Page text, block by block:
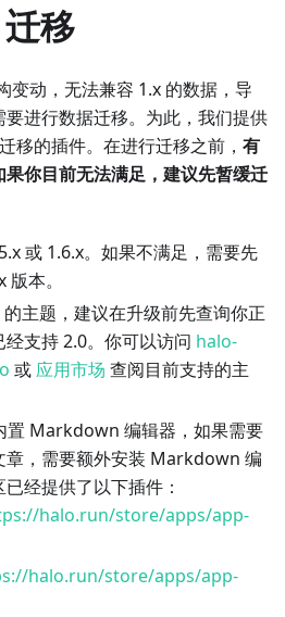
移
变动，无法兼容 1.x 的数据，导
进行数据迁移。为此，我们提供
移的插件。在进行迁移之前， 有
你目前无法满足，建议先暂缓迁
或 1.6.x。如果不满足，需要先
本。
主题，建议在升级前先查询你正
支持 2.0。你可以访问 halo-
或 应用市场 查阅目前支持的主
置 Markdown 编辑器，如果需要
章，需要额外安装 Markdown 编
经提供了以下插件：
halo.run/store/apps/app-
halo.run/store/apps/app-